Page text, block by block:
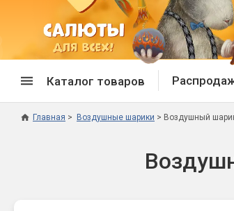
Каталог товаров
Распродажа фейерверков
Главная Воздушные шарики Воздушный